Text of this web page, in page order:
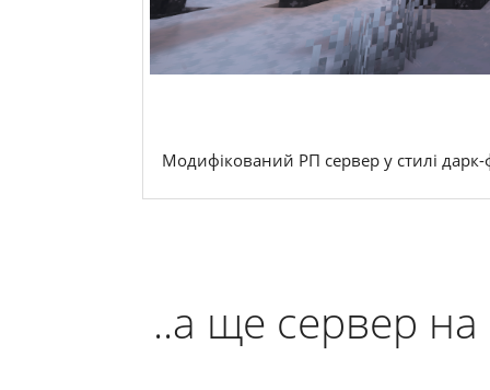
Модифікований РП сервер у стилі дарк-
..а ще сервер